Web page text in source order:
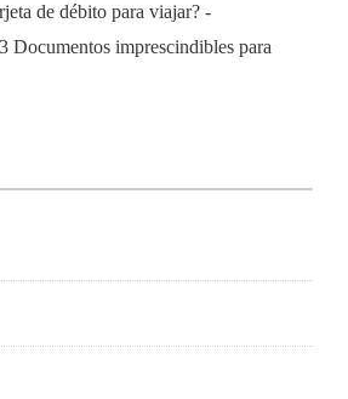
de débito para viajar? -
3 Documentos imprescindibles para